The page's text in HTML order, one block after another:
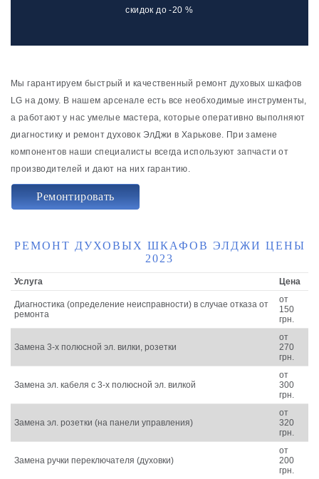
скидок до -20 %
Мы гарантируем быстрый и качественный ремонт духовых шкафов
LG на дому. В нашем арсенале есть все необходимые инструменты,
а работают у нас умелые мастера, которые оперативно выполняют
диагностику и ремонт духовок ЭлДжи в Харькове. При замене
компонентов наши специалисты всегда используют запчасти от
производителей и дают на них гарантию.
Ремонтировать
РЕМОНТ ДУХОВЫХ ШКАФОВ ЭЛДЖИ ЦЕНЫ
2023
Услуга Цена
Диагностика (определение неисправности) в случае отказа от
ремонта
от
150
грн.
Замена 3-х полюсной эл. вилки, розетки
от
270
грн.
Замена эл. кабеля с 3-х полюсной эл. вилкой
от
300
грн.
Замена эл. розетки (на панели управления)
от
320
грн.
Замена ручки переключателя (духовки)
от
200
грн.